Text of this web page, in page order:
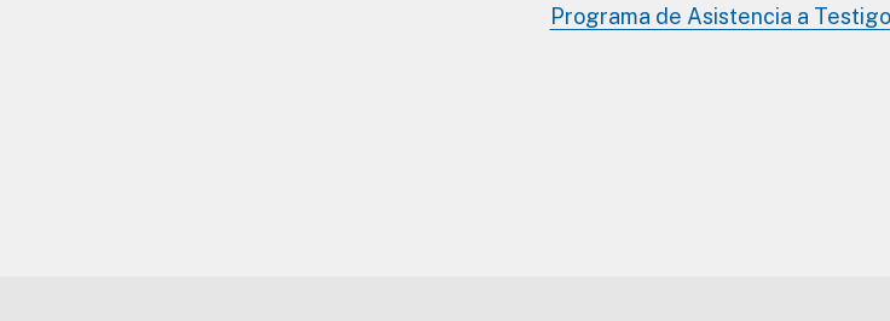
Programa de Asistencia a